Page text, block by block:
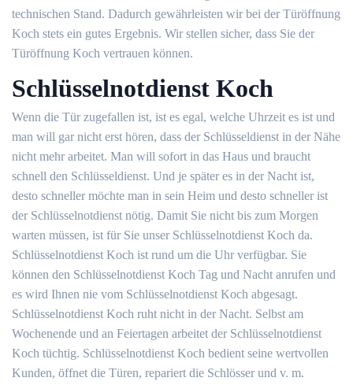
technischen Stand. Dadurch gewährleisten wir bei der Türöffnung
Koch stets ein gutes Ergebnis. Wir stellen sicher, dass Sie der
Türöffnung Koch vertrauen können.
Schlüsselnotdienst Koch
Wenn die Tür zugefallen ist, ist es egal, welche Uhrzeit es ist und
man will gar nicht erst hören, dass der Schlüsseldienst in der Nähe
nicht mehr arbeitet. Man will sofort in das Haus und braucht
schnell den Schlüsseldienst. Und je später es in der Nacht ist,
desto schneller möchte man in sein Heim und desto schneller ist
der Schlüsselnotdienst nötig. Damit Sie nicht bis zum Morgen
warten müssen, ist für Sie unser Schlüsselnotdienst Koch da.
Schlüsselnotdienst Koch ist rund um die Uhr verfügbar. Sie
können den Schlüsselnotdienst Koch Tag und Nacht anrufen und
es wird Ihnen nie vom Schlüsselnotdienst Koch abgesagt.
Schlüsselnotdienst Koch ruht nicht in der Nacht. Selbst am
Wochenende und an Feiertagen arbeitet der Schlüsselnotdienst
Koch tüchtig. Schlüsselnotdienst Koch bedient seine wertvollen
Kunden, öffnet die Türen, repariert die Schlösser und v. m.